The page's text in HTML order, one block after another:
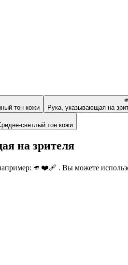
тон кожи
Рука, указывающая на
светлый тон кожи
на зрителя
🫵❤️‍🩹 . Вы можете